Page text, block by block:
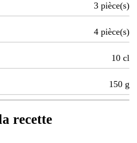
3 pièce(s)
4 pièce(s)
10 cl
150 g
recette